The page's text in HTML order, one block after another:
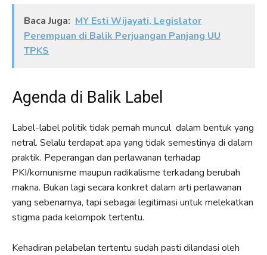
Baca Juga: MY Esti Wijayati, Legislator
Perempuan di Balik Perjuangan Panjang UU
TPKS
Agenda di Balik Label
Label-label politik tidak pernah muncul dalam bentuk yang
netral. Selalu terdapat apa yang tidak semestinya di dalam
praktik. Peperangan dan perlawanan terhadap
PKI/komunisme maupun radikalisme terkadang berubah
makna. Bukan lagi secara konkret dalam arti perlawanan
yang sebenarnya, tapi sebagai legitimasi untuk melekatkan
stigma pada kelompok tertentu.
Kehadiran pelabelan tertentu sudah pasti dilandasi oleh